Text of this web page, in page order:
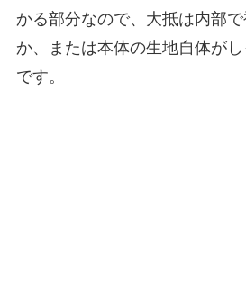
かる部分なので、大抵は内部
か、または本体の生地自体が
です。